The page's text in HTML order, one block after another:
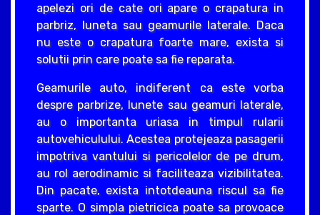
apelezi ori de cate ori apare o crapatura in
parbriz, luneta sau geamurile laterale. Daca
nu este o crapatura foarte mare, exista si
solutii prin care poate sa fie reparata.
Geamurile auto, indiferent ca este vorba
despre parbrize, lunete sau geamuri laterale,
au o importanta uriasa in timpul rularii
autovehiculului. Acestea protejeaza pasagerii
impotriva vantului si pericolelor de pe drum,
au rol aerodinamic si faciliteaza vizibilitatea.
Din pacate, exista intotdeauna riscul sa fie
sparte. O simpla pietricica poate sa provoace